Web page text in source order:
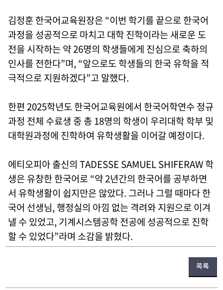
김정훈 한국어교육원장은 “이번 학기를 끝으로 한국어
과정을 성공적으로 마치고 대학 진학이라는 새로운 도
전을 시작하는 약 26명의 학생들에게 진심으로 축하의
인사를 전한다”며, “앞으로도 학생들의 한국 유학을 적
극적으로 지원하겠다”고 말했다.
한편 2025학년도 한국어교육원에서 한국어학연수 정규
과정 전체 수료생 중 총 18명의 학생이 우리대학 학부 및
대학원과정에 진학하여 유학생활을 이어갈 예정이다.
에티오피아 출신의 TADESSE SAMUEL SHIFERAW 학
생은 유창한 한국어로 “약 2년간의 한국어를 공부하면
서 유학생활이 쉽지만은 않았다. 그러나 그럴 때마다 한
국어 선생님, 행정실의 아낌 없는 격려와 지원으로 이겨
낼 수 있었고, 기계시스템공학 전공에 성공적으로 진학
할 수 있었다”라며 소감을 밝혔다.
목록